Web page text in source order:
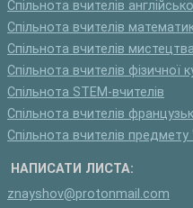
Спільнота вчителів
Спільнота вчителів
Спільнота вчителів мистецтва
Спільнота вчителів фізичної
Спільнота STEM-вчителів
Спільнота вчителів
Спільнота вчителів предмету
НАПИСАТИ ЛИСТА:
znayshov@protonmail.com